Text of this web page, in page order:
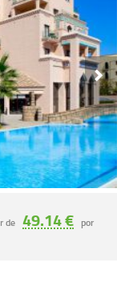
de 49.14 € por